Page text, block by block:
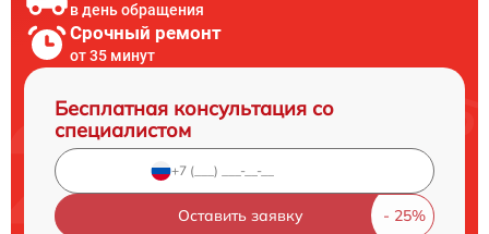
в день обращения
Срочный ремонт
от 35 минут
Бесплатная консультация со
специалистом
Оставить заявку